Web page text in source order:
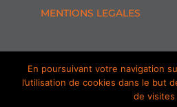
MENTIONS LEGALES
Société d'expertise-comptable
En poursuivant votre navigation
l’utilisation de cookies dans le but
de visites